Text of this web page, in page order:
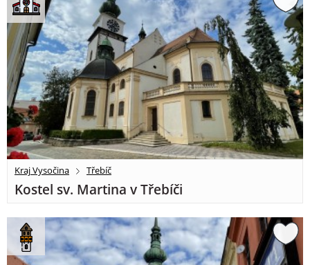
Kraj Vysočina Třebíč
Kostel sv. Martina v Třebíči